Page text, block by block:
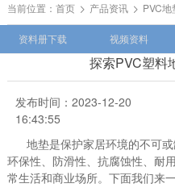
当前位置： 首页 产品资讯 PVC地
资料册下载 视频资料
探索PVC塑料
发布时间：2023-12-20
16:43:55
地垫是保护家居环境的不可或
环保性、防滑性、抗腐蚀性、耐
常生活和商业场所。下面我们来